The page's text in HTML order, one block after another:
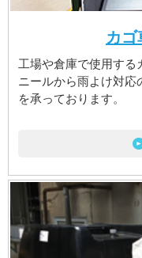
カゴ
工場や倉庫で使用する
ニールから雨よけ対応
を承っております。